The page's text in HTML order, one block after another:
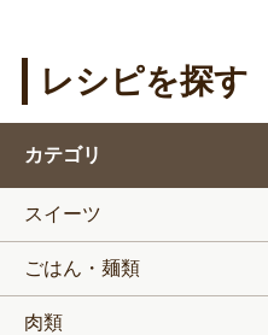
レシピを探す
カテゴリ
スイーツ
ごはん・麺類
肉類